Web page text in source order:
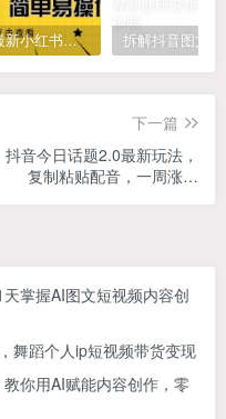
2023年最新小红书成人电商项目，简单易操作【详细教程】
下一篇
抖音今日话题2.0最新玩法，
复制粘贴配音，一周涨粉
掌握AI图文短视频内容创
舞蹈个人ip短视频带货变现
你用AI赋能内容创作，​零